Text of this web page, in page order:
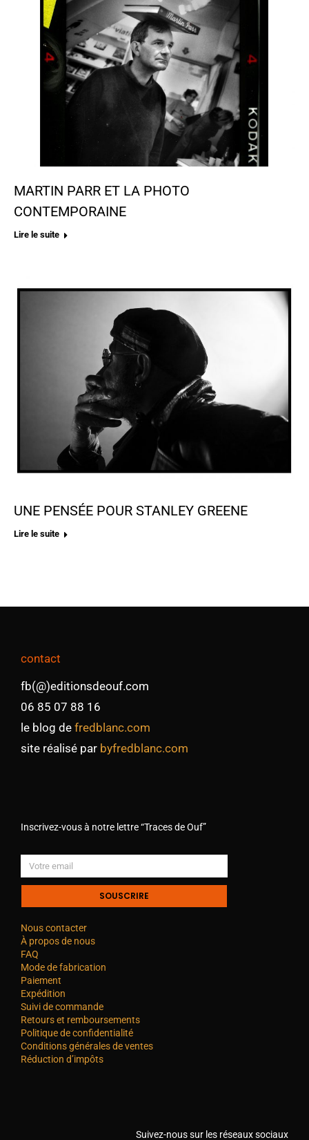
MARTIN PARR ET LA PHOTO
CONTEMPORAINE
Lire le suite
UNE PENSÉE POUR STANLEY GREENE
Lire le suite
contact
fb(@)editionsdeouf.com
06 85 07 88 16
le blog de fredblanc.com
site réalisé par byfredblanc.com
Inscrivez-vous à notre lettre “Traces de Ouf”
SOUSCRIRE
Nous contacter
À propos de nous
FAQ
Mode de fabrication
Paiement
Expédition
Suivi de commande
Retours et remboursements
Politique de confidentialité
Conditions générales de ventes
Réduction d’impôts
Suivez-nous sur les réseaux sociaux